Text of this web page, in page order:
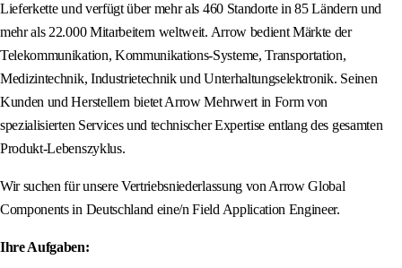
Lieferkette und verfügt über mehr als 460 Standorte in 85 Ländern und
mehr als 22.000 Mitarbeitern weltweit. Arrow bedient Märkte der
Telekommunikation, Kommunikations-Systeme, Transportation,
Medizintechnik, Industrietechnik und Unterhaltungselektronik. Seinen
Kunden und Herstellern bietet Arrow Mehrwert in Form von
spezialisierten Services und technischer Expertise entlang des gesamten
Produkt-Lebenszyklus.
Wir suchen für unsere Vertriebsniederlassung von Arrow Global
Components in Deutschland eine/n Field Application Engineer.
Ihre Aufgaben: